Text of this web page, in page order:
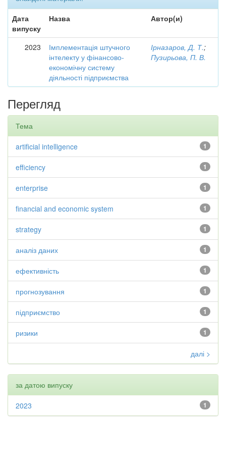
Дата
випуску
Назва Автор(и)
2023
Імплементація штучного
інтелекту у фінансово-
економічну систему
діяльності підприємства
Ірназаров, Д. Т.;
Пузирьова, П. В.
Перегляд
Тема
1
artificial intelligence
1
efficiency
1
enterprise
1
financial and economic system
1
strategy
1
аналіз даних
1
ефективність
1
прогнозування
1
підприємство
1
ризики
далі >
за датою випуску
1
2023